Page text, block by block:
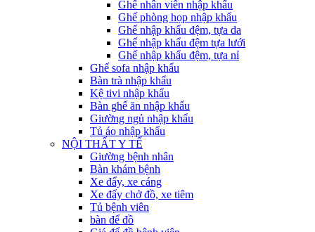
Ghế nhân viên nhập khẩu
Ghế phòng họp nhập khẩu
Ghế nhập khẩu đệm, tựa da
Ghế nhập khẩu đệm tựa lưới
Ghế nhập khẩu đệm, tựa nỉ
Ghế sofa nhập khẩu
Bàn trà nhập khẩu
Kệ tivi nhập khẩu
Bàn ghế ăn nhập khẩu
Giường ngủ nhập khẩu
Tủ áo nhập khẩu
NỘI THẤT Y TẾ
Giường bệnh nhân
Bàn khám bệnh
Xe đẩy, xe cáng
Xe đẩy chở đồ, xe tiêm
Tủ bệnh viên
bàn để đồ